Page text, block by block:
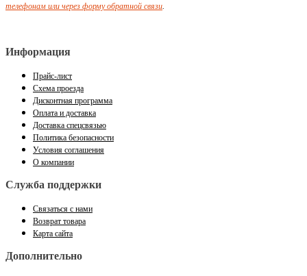
телефонам или через форму обратной связи.
Информация
Прайс-лист
Схема проезда
Дисконтная программа
Оплата и доставка
Доставка спецсвязью
Политика безопасности
Условия соглашения
О компании
Служба поддержки
Связаться с нами
Возврат товара
Карта сайта
Дополнительно